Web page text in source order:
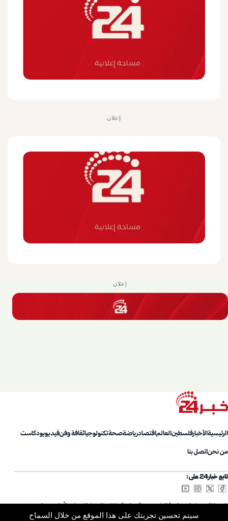
إعلان
إعلان
الرئيسيةالأخبارفلسطينالعالماقتصادرياضةصحةتكنولوجياثقافة وفنفيديوبودكاست
من نحناتصل بنا
تابع خبار24 على:
شروط الاستخدامسياسة الخصوصيةسياسة ملفات الارتباطاتصل بناأعلن معنامن نحن
سيتم تحسين تجربتك على هذا الموقع من خلال السماح